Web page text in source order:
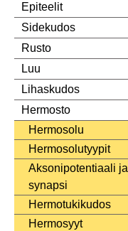
Epiteelit
Sidekudos
Rusto
Luu
Lihaskudos
Hermosto
Hermosolu
Hermosolutyypit
Aksonipotentiaali ja
synapsi
Hermotukikudos
Hermosyyt